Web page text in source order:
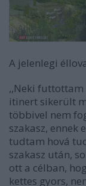
A jelenlegi
,,Neki futtottam
itinert sikerült
többivel nem
szakasz, ennek
tudtam hová
szakasz után,
ott a célban,
kettes gyors,